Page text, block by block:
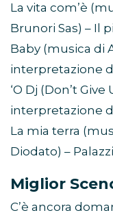
La vita com’è
Brunori Sas) – Il
Baby (musica di
interpretazione
‘O Dj (Don’t
interpretazione
La mia terra
Diodato) –
Miglior
C’è ancora